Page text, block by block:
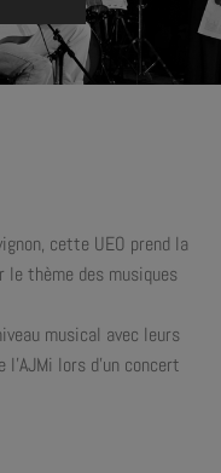
cette UEO prend la
thème des musiques
musical avec leurs
lors d’un concert